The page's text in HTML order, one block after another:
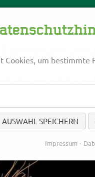
Cookies, um
AUSWAHL SPEICHERN
Impressum